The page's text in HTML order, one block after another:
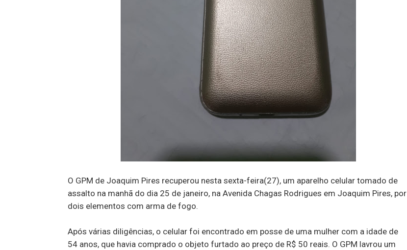
O GPM de Joaquim Pires recuperou nesta sexta-feira(27), um aparelho celular tomado de
assalto na manhã do dia 25 de janeiro, na Avenida Chagas Rodrigues em Joaquim Pires, por
dois elementos com arma de fogo.
Após várias diligências, o celular foi encontrado em posse de uma mulher com a idade de
54 anos, que havia comprado o objeto furtado ao preço de R$ 50 reais. O GPM lavrou um